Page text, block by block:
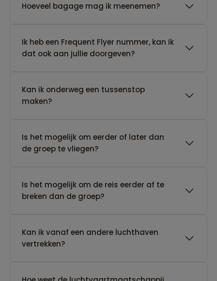
Hoeveel bagage mag ik meenemen?
Ik heb een Frequent Flyer nummer, kan ik
dat ook aan jullie doorgeven?
Kan ik onderweg een tussenstop
maken?
Is het mogelijk om eerder of later dan
de groep te vliegen?
Is het mogelijk om de reis eerder af te
breken dan de groep?
Kan ik vanaf een andere luchthaven
vertrekken?